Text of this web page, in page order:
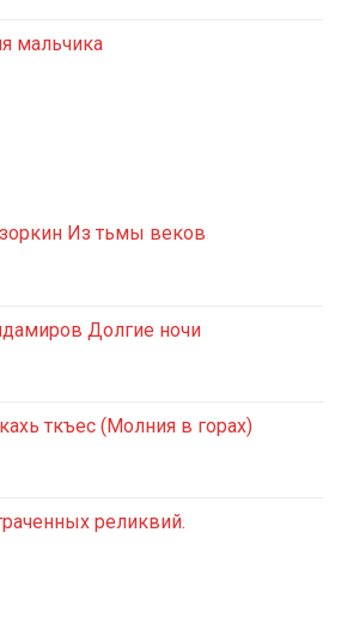
мальчика
Из тьмы веков
Долгие ночи
ткъес (Молния в горах)
реликвий.